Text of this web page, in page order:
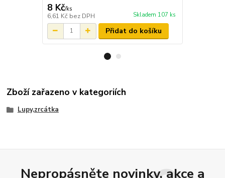
8 Kč/ks
6,61 Kč bez DPH Skladem 107 ks
Přidat do košíku
Zboží zařazeno v kategoriích
Lupy,zrcátka
Nepropásněte novinky, akce a